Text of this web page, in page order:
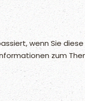
wenn Sie
zum